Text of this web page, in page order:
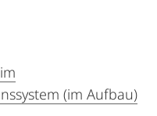
(im Aufbau)